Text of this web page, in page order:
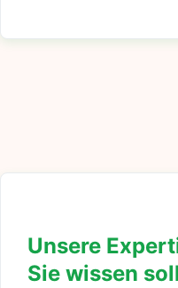
Unsere
Sie wissen